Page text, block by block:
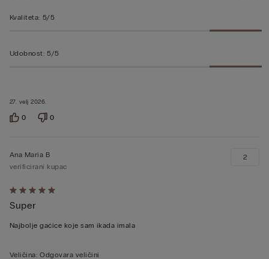
27. velj 2026.
Kvaliteta: 5/5
Udobnost: 5/5
0 0
Dali
ste
ocjenu
od
Ana Maria B
verificirani kupac
Super
Najbolje gaćice koje sam ikada imala
2
Veličina: Odgovara veličini